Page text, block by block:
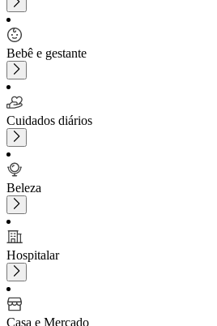
Bebê e gestante
Cuidados diários
Beleza
Hospitalar
Casa e Mercado